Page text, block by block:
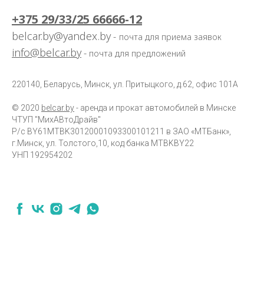
+375 29/33/25 66666-12
belcar.by@yandex.by- почта для приема заявок
info@belcar.by- почта для предложений
220140, Беларусь, Минск, ул. Притыцкого, д.62, офис 101А
© 2020 belcar.by- аренда и прокат автомобилей в Минске
ЧТУП "МихАВтоДрайв"
Р/с BY61MTBK30120001093300101211 в ЗАО «МТБанк»,
г.Минск, ул. Толстого,10, код банка MTBKBY22
УНП 192954202